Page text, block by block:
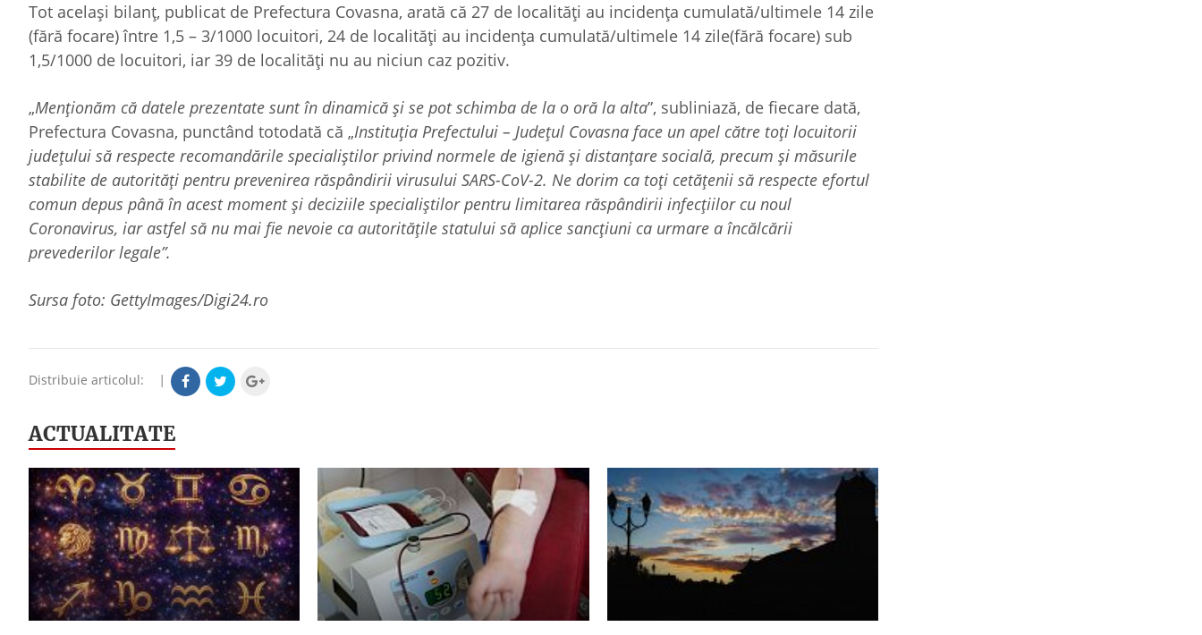
Tot același bilanț, publicat de Prefectura Covasna, arată că 27 de localități au incidența cumulată/ultimele 14 zile
(fără focare) între 1,5 – 3/1000 locuitori, 24 de localități au incidența cumulată/ultimele 14 zile(fără focare) sub
1,5/1000 de locuitori, iar 39 de localități nu au niciun caz pozitiv.
„Menționăm că datele prezentate sunt în dinamică și se pot schimba de la o oră la alta”, subliniază, de fiecare dată,
Prefectura Covasna, punctând totodată că „Instituția Prefectului – Județul Covasna face un apel către toți locuitorii
județului să respecte recomandările specialiștilor privind normele de igienă și distanțare socială, precum și măsurile
stabilite de autorități pentru prevenirea răspândirii virusului SARS-CoV-2. Ne dorim ca toţi cetăţenii să respecte efortul
comun depus până în acest moment şi deciziile specialiștilor pentru limitarea răspândirii infecțiilor cu noul
Coronavirus, iar astfel să nu mai fie nevoie ca autoritățile statului să aplice sancţiuni ca urmare a încălcării
prevederilor legale”.
Sursa foto: GettyImages/Digi24.ro
Distribuie articolul: |
ACTUALITATE